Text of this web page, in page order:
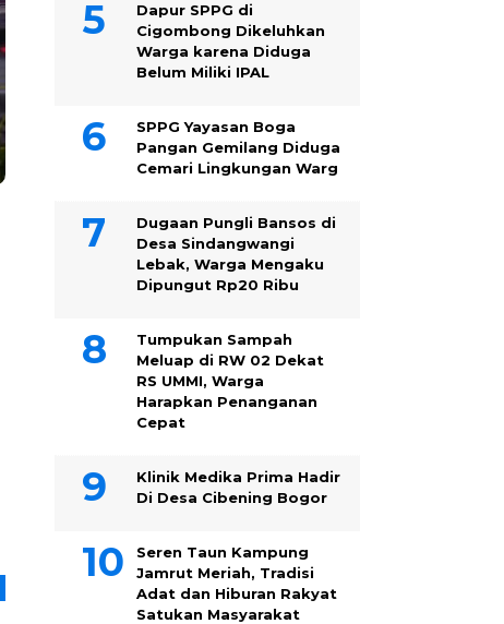
Dapur SPPG di
Cigombong Dikeluhkan
Warga karena Diduga
Belum Miliki IPAL
SPPG Yayasan Boga
Pangan Gemilang Diduga
Cemari Lingkungan Warg
Dugaan Pungli Bansos di
Desa Sindangwangi
Lebak, Warga Mengaku
Dipungut Rp20 Ribu
Tumpukan Sampah
Meluap di RW 02 Dekat
RS UMMI, Warga
Harapkan Penanganan
Cepat
Klinik Medika Prima Hadir
Di Desa Cibening Bogor
Seren Taun Kampung
Jamrut Meriah, Tradisi
Adat dan Hiburan Rakyat
Satukan Masyarakat